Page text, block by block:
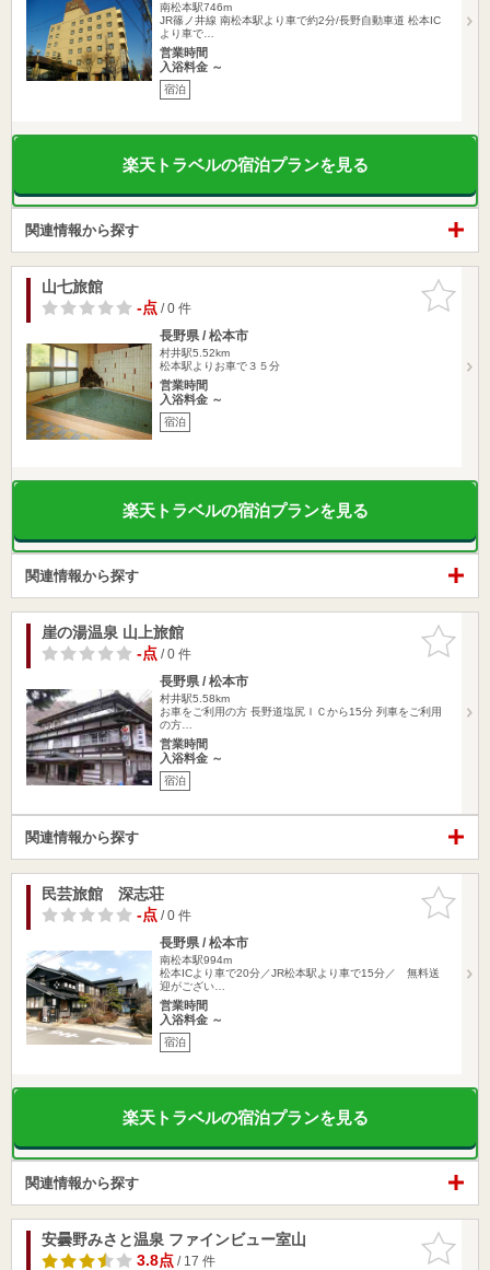
南松本駅746m
JR篠ノ井線 南松本駅より車で約2分/長野自動車道 松本IC
より車で…
営業時間
入浴料金 ～
宿泊
楽天トラベルの宿泊プランを見る
関連情報から探す
お気に入
りに追加
山七旅館
-点/ 0 件
長野県 / 松本市
村井駅5.52km
松本駅よりお車で３５分
営業時間
入浴料金 ～
宿泊
楽天トラベルの宿泊プランを見る
関連情報から探す
お気に入
りに追加
崖の湯温泉 山上旅館
-点/ 0 件
長野県 / 松本市
村井駅5.58km
お車をご利用の方 長野道塩尻ＩＣから15分 列車をご利用
の方…
営業時間
入浴料金 ～
宿泊
関連情報から探す
お気に入
りに追加
民芸旅館 深志荘
-点/ 0 件
長野県 / 松本市
南松本駅994m
松本ICより車で20分／JR松本駅より車で15分／ 無料送
迎がござい…
営業時間
入浴料金 ～
宿泊
楽天トラベルの宿泊プランを見る
関連情報から探す
お気に入
りに追加
安曇野みさと温泉 ファインビュー室山
3.8点/ 17 件